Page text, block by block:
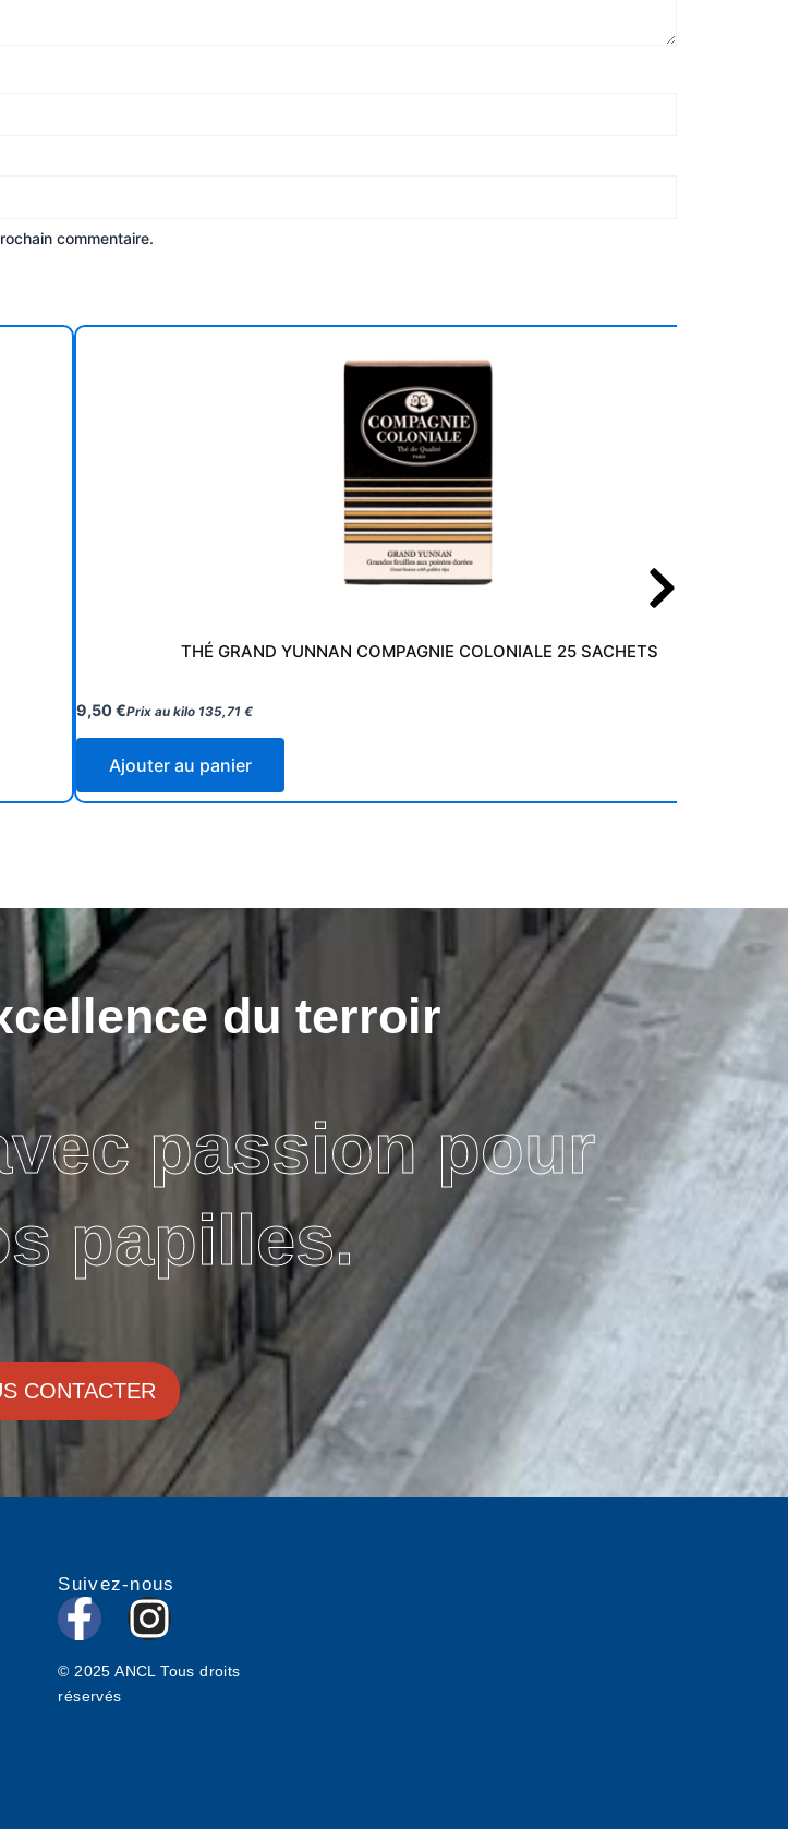
commentaire.
THÉ GRAND YUNNAN COMPAGNIE COLONIALE 25 SACHETS
9,50€Prix au kilo 135,71 €
Ajouter au panier
du terroir
passion pour
papilles.
CONTACTER
Suivez-nous
F
a
c
I
n
© 2025 ANCL Tous droits
réservés